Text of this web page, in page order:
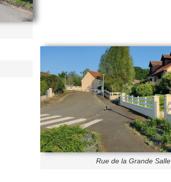
Rue de la Grande Salle